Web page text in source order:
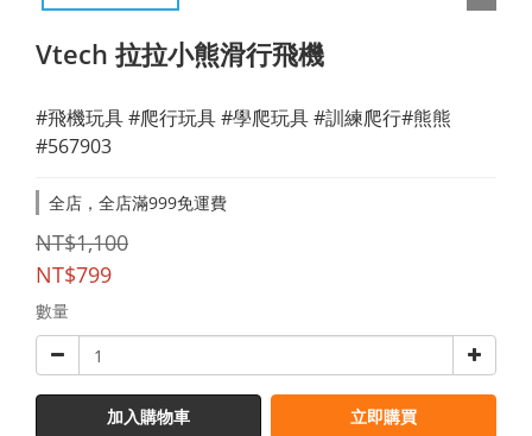
Vtech 拉拉小熊滑行飛機
#飛機玩具 #爬行玩具 #學爬玩具 #訓練爬行#熊熊
#567903
全店，全店滿999免運費
NT$1,100
NT$799
數量
加入購物車 立即購買